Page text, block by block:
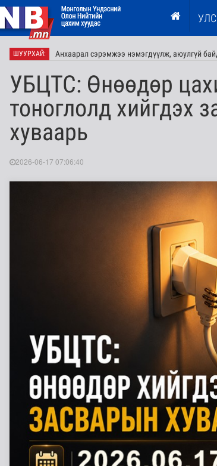
ШУУРХАЙ: Анхаарал сэрэмжээ нэмэгдүүлж, аюулгүй
Нийгмийн даатгалын сангийн хөрөнгө 7.6
УБЦТС: Өнөөдөр
тоноглолд хийгдэх
хуваарь
2026-06-17 07:06:40